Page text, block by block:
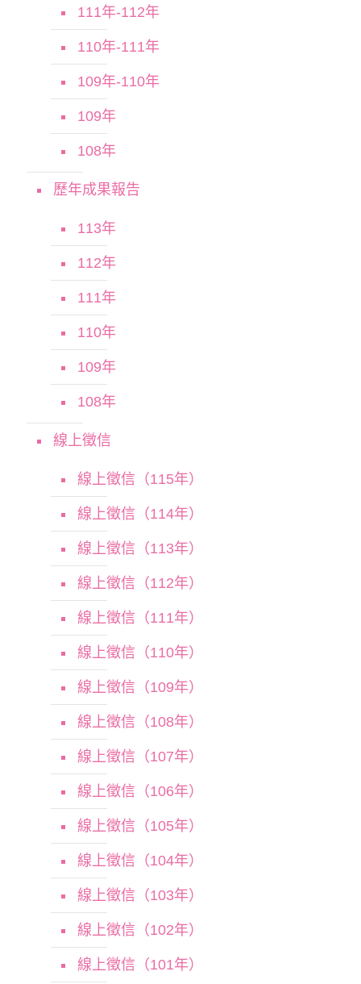
111年-112年
110年-111年
109年-110年
109年
108年
歷年成果報告
113年
112年
111年
110年
109年
108年
線上徵信
線上徵信（115年）
線上徵信（114年）
線上徵信（113年）
線上徵信（112年）
線上徵信（111年）
線上徵信（110年）
線上徵信（109年）
線上徵信（108年）
線上徵信（107年）
線上徵信（106年）
線上徵信（105年）
線上徵信（104年）
線上徵信（103年）
線上徵信（102年）
線上徵信（101年）